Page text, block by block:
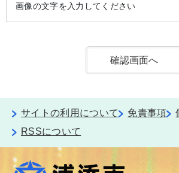
画像の文字を入力してください
サイトの利用について 免責事項
RSSについて